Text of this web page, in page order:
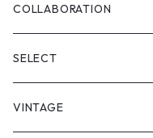
SKIRT
"matoi"
"enkan"
"tsunagi"
"asobi"
COLLABORATION
RADIO EVA
1+O
SELECT
VINTAGE